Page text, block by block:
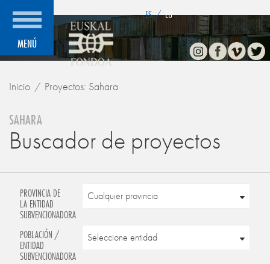
MENÚ
ES / EU
InstagramFacebook
Vimeo
Inicio Proyectos: Sahara
SAHARA
Buscador de proyectos
PROVINCIA DE
LA ENTIDAD
SUBVENCIONADORA
POBLACIÓN /
ENTIDAD
SUBVENCIONADORA